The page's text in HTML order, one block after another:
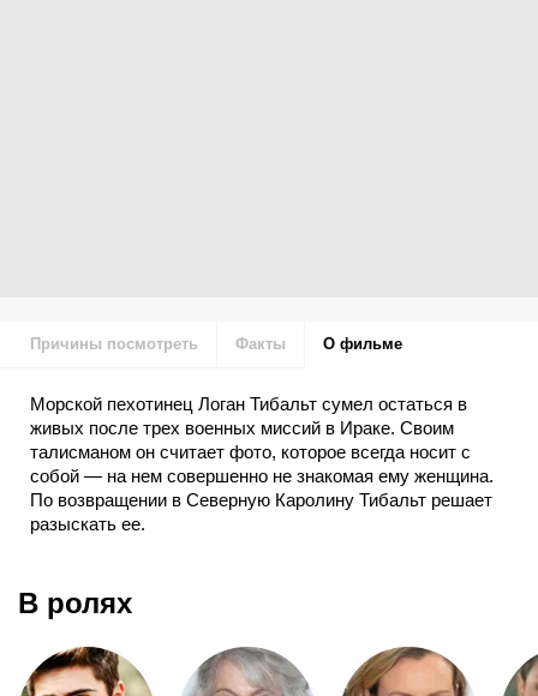
Причины посмотреть Факты О фильме
Морской пехотинец Логан Тибальт сумел остаться в
живых после трех военных миссий в Ираке. Своим
талисманом он считает фото, которое всегда носит с
собой — на нем совершенно не знакомая ему женщина.
По возвращении в Северную Каролину Тибальт решает
разыскать ее.
В ролях